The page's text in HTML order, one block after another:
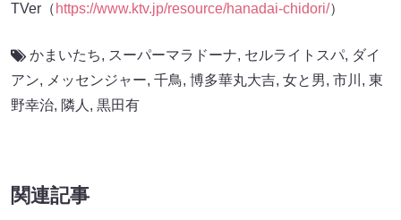
TVer（ https://www.ktv.jp/resource/hanadai-chidori/）
かまいたち, スーパーマラドーナ, セルライトスパ, ダイ
アン, メッセンジャー, 千鳥, 博多華丸大吉, 女と男, 市川 , 東
野幸治, 隣人 , 黒田有
関連記事